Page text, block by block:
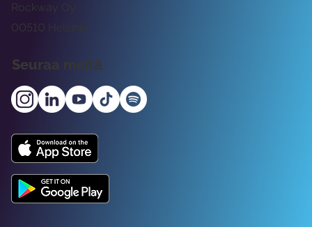
Rockway Oy
00510 Helsinki
Seuraa meitä